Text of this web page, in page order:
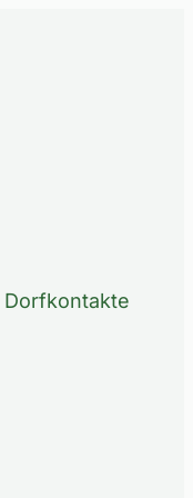
Dorfkontakte